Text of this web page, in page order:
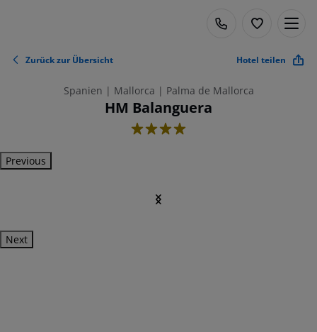
Zurück zur Übersicht Hotel teilen
Spanien | Mallorca | Palma de Mallorca
HM Balanguera
4
Previous
Next